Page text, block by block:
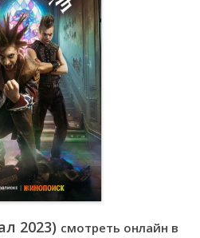
2023) смотреть онлайн в